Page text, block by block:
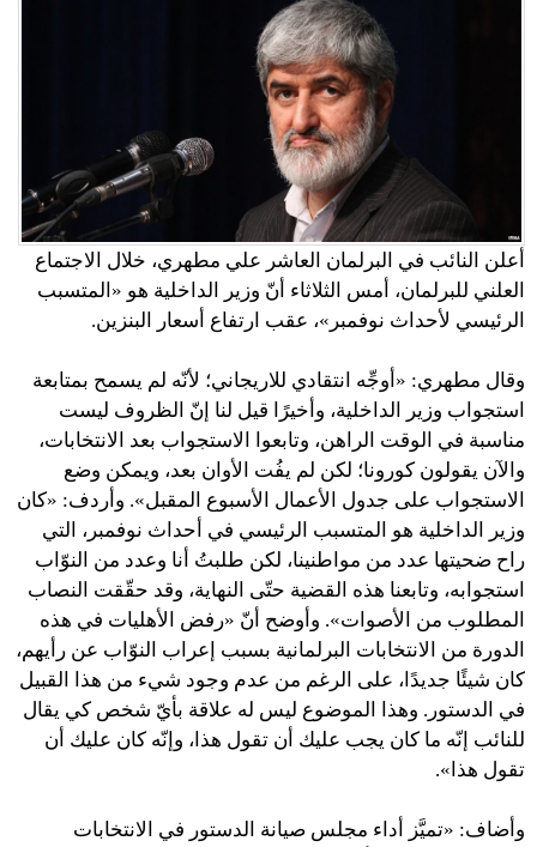
أعلن النائب في البرلمان العاشر علي مطهري، خلال الاجتماع
العلني للبرلمان، أمس الثلاثاء أنّ وزير الداخلية هو «المتسبب
الرئيسي لأحداث نوفمبر»، عقب ارتفاع أسعار البنزين.
وقال مطهري: «أوجِّه انتقادي للاريجاني؛ لأنّه لم يسمح بمتابعة
استجواب وزير الداخلية، وأخيرًا قيل لنا إنّ الظروف ليست
مناسبة في الوقت الراهن، وتابعوا الاستجواب بعد الانتخابات،
والآن يقولون كورونا؛ لكن لم يفُت الأوان بعد، ويمكن وضع
الاستجواب على جدول الأعمال الأسبوع المقبل». وأردف: «كان
وزير الداخلية هو المتسبب الرئيسي في أحداث نوفمبر، التي
راح ضحيتها عدد من مواطنينا، لكن طلبتُ أنا وعدد من النوّاب
استجوابه، وتابعنا هذه القضية حتّى النهاية، وقد حقّقت النصاب
المطلوب من الأصوات». وأوضح أنّ «رفض الأهليات في هذه
الدورة من الانتخابات البرلمانية بسبب إعراب النوّاب عن رأيهم،
كان شيئًا جديدًا، على الرغم من عدم وجود شيء من هذا القبيل
في الدستور. وهذا الموضوع ليس له علاقة بأيّ شخص كي يقال
للنائب إنّه ما كان يجب عليك أن تقول هذا، وإنّه كان عليك أن
تقول هذا».
وأضاف: «تميَّز أداء مجلس صيانة الدستور في الانتخابات